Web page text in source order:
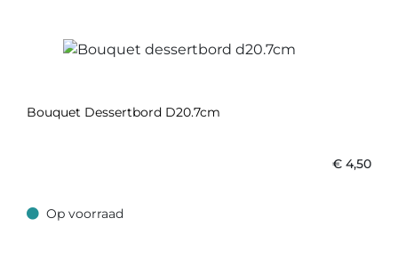
Bouquet Dessertbord D20.7cm
€ 4,50
Op voorraad
Op voorraad